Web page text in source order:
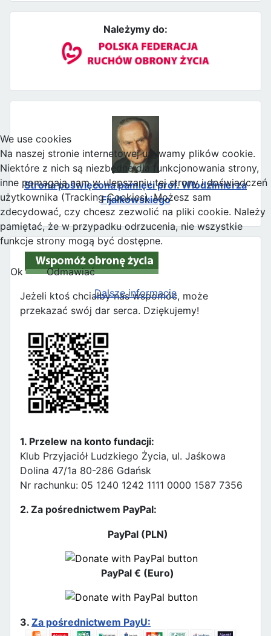
Należymy do:
Strona poświęcona pamięci prof. Włodzimierza
Fijałkowskiego
Jeżeli ktoś chciałby nas wspomóc, może
przekazać swój dar serca. Dziękujemy!
1. Przelew na konto fundacji:
Klub Przyjaciół Ludzkiego Życia, ul. Jaśkowa
Dolina 47/1a 80-286 Gdańsk
Nr rachunku: 05 1240 1242 1111 0000 1587 7356
2. Za pośrednictwem PayPal:
PayPal (PLN)
PayPal € (Euro)
3. Za pośrednictwem PayU:
We use cookies
Na naszej stronie internetowej używamy plików cookie.
Niektóre z nich są niezbędne dla funkcjonowania strony,
inne pomagają nam w ulepszaniu tej strony i doświadczeń
użytkownika (Tracking Cookies). Możesz sam
zdecydować, czy chcesz zezwolić na pliki cookie. Należy
pamiętać, że w przypadku odrzucenia, nie wszystkie
funkcje strony mogą być dostępne.
Ok
Odmawiać
Dalsze informacje